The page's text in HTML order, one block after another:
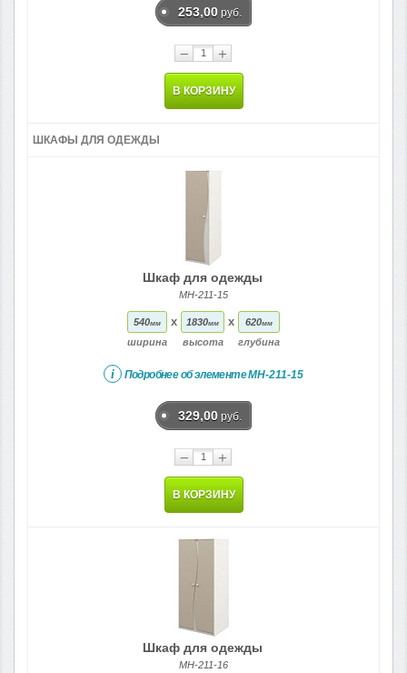
253,00 руб.
− +
В КОРЗИНУ
ШКАФЫ ДЛЯ ОДЕЖДЫ
Шкаф для одежды
МН-211-15
540мм
ширина
x 1830мм
высота
x 620мм
глубина
i Подробнее об элементеМН-211-15
329,00 руб.
− +
В КОРЗИНУ
Шкаф для одежды
МН-211-16